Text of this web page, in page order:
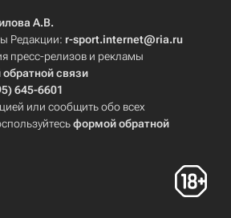
А.В.
Редакции: r-sport.internet@ria.ru
пресс-релизов и рекламы
связи
645-6601
или сообщить обо всех
формой обратной